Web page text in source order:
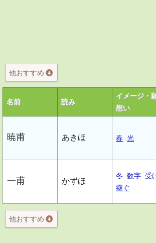
他おすすめ
名前 読み
イメージ・
想い
暁甫 あきほ 春 光
一甫 かずほ
冬 数字 受
継ぐ
他おすすめ